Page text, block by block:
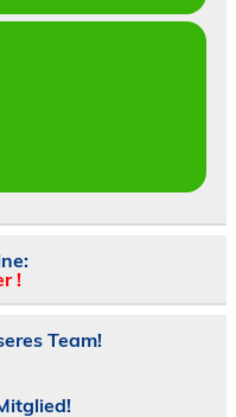
!
Team!